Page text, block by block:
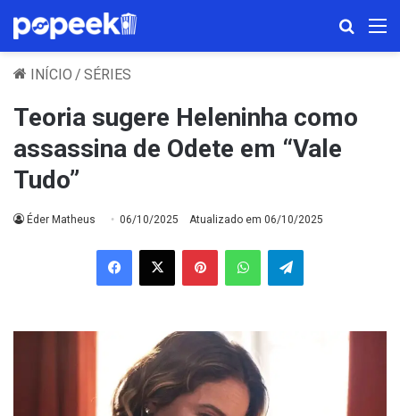
INÍCIO / SÉRIES
Teoria sugere Heleninha como
assassina de Odete em “Vale
Tudo”
Éder Matheus 06/10/2025 Atualizado em 06/10/2025
Facebook
X PinterestWhatsAppTelegram